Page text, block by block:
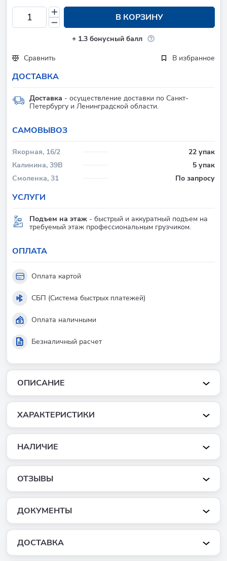
ОПИСАНИЕ
ХАРАКТЕРИСТИКИ
НАЛИЧИЕ
ОТЗЫВЫ
ДОКУМЕНТЫ
ДОСТАВКА
В КОРЗИНУ
+ 1.3 бонусный балл
Сравнить
В избранное
ДОСТАВКА
Доставка - осуществление доставки по Санкт-
Петербургу и Ленинградской области.
CАМОВЫВОЗ
Якорная, 16/2
22 упак
Калинина, 39В
5 упак
Смоленка, 31
По запросу
УСЛУГИ
Подъем на этаж - быстрый и аккуратный подъем на
требуемый этаж профессиональным грузчиком.
ОПЛАТА
Оплата картой
СБП (Система быстрых платежей)
Оплата наличными
Безналичный расчет